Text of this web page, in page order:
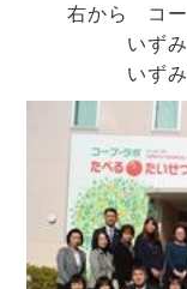
右から コ
いず
いず